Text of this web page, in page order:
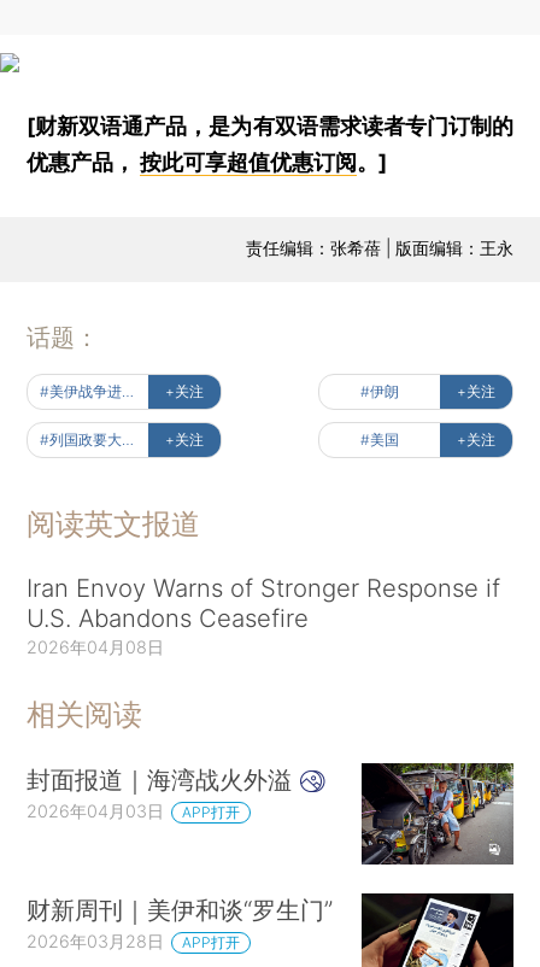
[财新双语通产品，是为有双语需求读者专门订制的
优惠产品，按此可享超值优惠订阅。]
责任编辑：张希蓓 | 版面编辑：王永
话题：
+关注 #伊朗 +关注
+关注 #美国 +关注
阅读英文报道
Iran Envoy Warns of Stronger Response if
U.S. Abandons Ceasefire
2026年04月08日
相关阅读
封面报道｜海湾战火外溢
2026年04月03日 APP打开
财新周刊｜美伊和谈“罗生门”
2026年03月28日 APP打开